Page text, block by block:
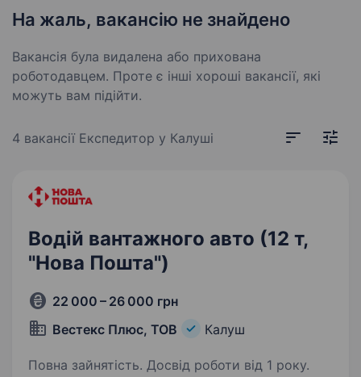
На жаль, вакансію не знайдено
Вакансія була видалена або прихована
роботодавцем. Проте є інші хороші вакансії, які
можуть вам підійти.
4 вакансії Експедитор у Калуші
Водій вантажного авто (12 т,
"Нова Пошта")
22 000 – 26 000 грн
Вестекс Плюс, ТОВ
Калуш
Повна зайнятість. Досвід роботи від 1 року.